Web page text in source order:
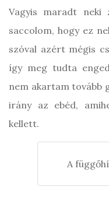
Vagyis maradt
saccolom, hogy ez
szóval azért mégis
így meg tudta
nem akartam tovább
irány az ebéd,
kellett.
A